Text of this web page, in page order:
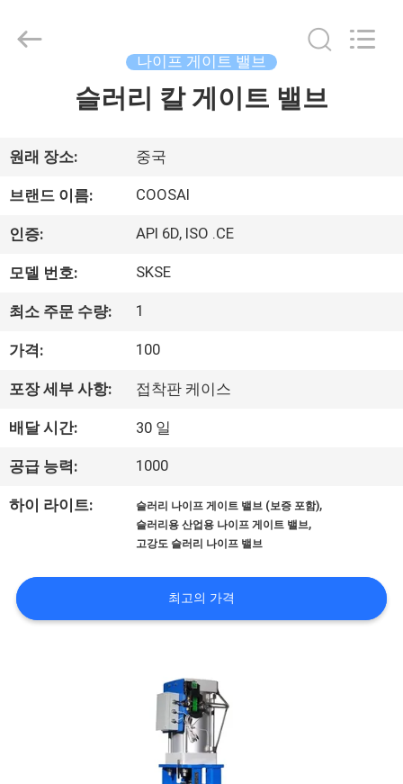
제
품
우
관
한
것
공
투
어
나이프 게이트 밸브
슬러리 칼 게이트 밸브
원래 장소: 중국
브랜드 이름: COOSAI
인증: API 6D, ISO .CE
모델 번호: SKSE
최소 주문 수량: 1
가격: 100
포장 세부 사항: 접착판 케이스
배달 시간: 30 일
공급 능력: 1000
하이 라이트: 슬러리 나이프 게이트 밸브 (보증 포함),
슬러리용 산업용 나이프 게이트 밸브,
고강도 슬러리 나이프 밸브
최고의 가격